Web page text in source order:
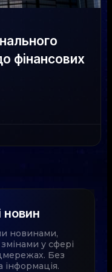
фінансових
новин
новинами,
у сфері
Без
інформація.